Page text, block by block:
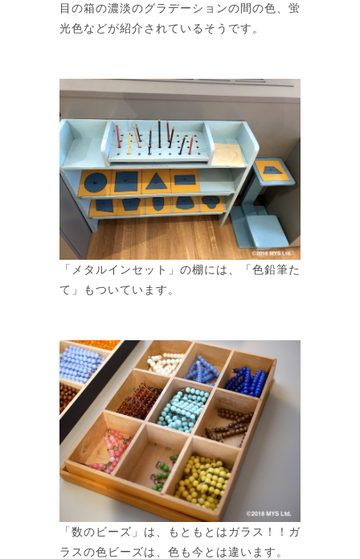
目の箱の濃淡のグラデーションの間の色、蛍
光色などが紹介されているそうです。
「メタルインセット」の棚には、「色鉛筆た
て」もついています。
「数のビーズ」は、もともとはガラス！！ガ
ラスの色ビーズは、色も今とは違います。